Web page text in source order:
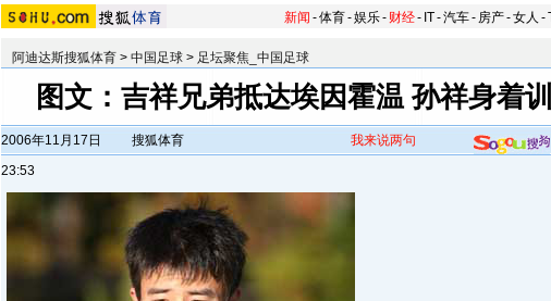
新闻 -体育-娱乐- 财经- IT-汽车- 房产-女人 -
阿迪达斯搜狐体育 > 中国足球 > 足坛聚焦_中国足球
图文：吉祥兄弟抵达埃因霍温 孙祥身着
2006年11月17日
23:53
搜狐体育 我来说两句